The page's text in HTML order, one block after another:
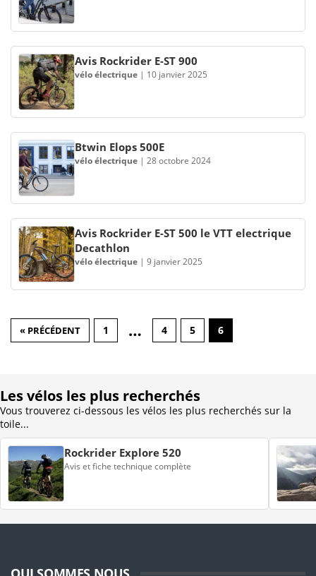
Avis Rockrider E-ST 900
vélo électrique | 10 janvier 2025
Btwin Elops 500E
vélo électrique | 28 octobre 2024
Avis Rockrider E-ST 500 le VTT electrique
Decathlon
vélo électrique | 9 janvier 2025
« PRÉCÉDENT 1 … 4 5 6
Les vélos les plus recherchés
Vous trouverez ci-dessous les vélos les plus recherchés sur la
toile...
Rockrider Explore 520
Avis et fiche technique complète